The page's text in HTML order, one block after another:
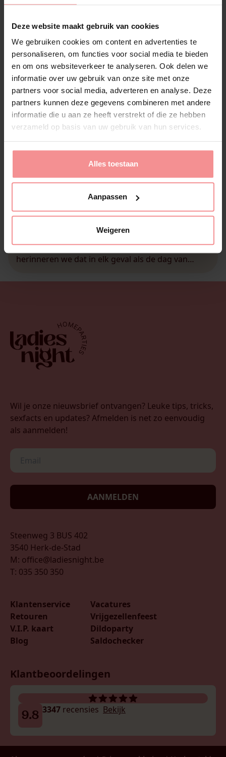
Deze website maakt gebruik van cookies
We gebruiken cookies om content en advertenties te
personaliseren, om functies voor social media te bieden
en om ons websiteverkeer te analyseren. Ook delen we
informatie over uw gebruik van onze site met onze
partners voor social media, adverteren en analyse. Deze
partners kunnen deze gegevens combineren met andere
informatie die u aan ze heeft verstrekt of die ze hebben
verzameld op basis van uw gebruik van hun services.
Alles toestaan
Aanpassen
Weigeren
nog: Dan trek ik zelf nog een fles wijn open! Ik
stap naar binnen, gooi mijn jas en schoenen uit
[…]
23 november 2020
Vijf(tig) Tinten Thuis
Het voelt als de dag van gister dat ‘’Vijftig Tinten
jaar geleden dat het eerste deel van de erotische
trilogie werd gelanceerd. En hoé. Bij Ladies Night
herinneren we dat in elk geval als de dag van
Wil je onze nieuwsbrief ontvangen? Leuke tips, tricks,
sexfacts en updates? Afmelden is net zo eenvoudig
als aanmelden!
AANMELDEN
Steenweg 3 BUS 402
3540 Herk-de-Stad
M: office@ladiesnight.be
T: 035 350 350
Klantenservice
Retouren
V.I.P. kaart
Blog
Vacatures
Vrijgezellenfeest
Dildoparty
Saldochecker
Klantbeoordelingen
9.8 3347 recensies Bekijk